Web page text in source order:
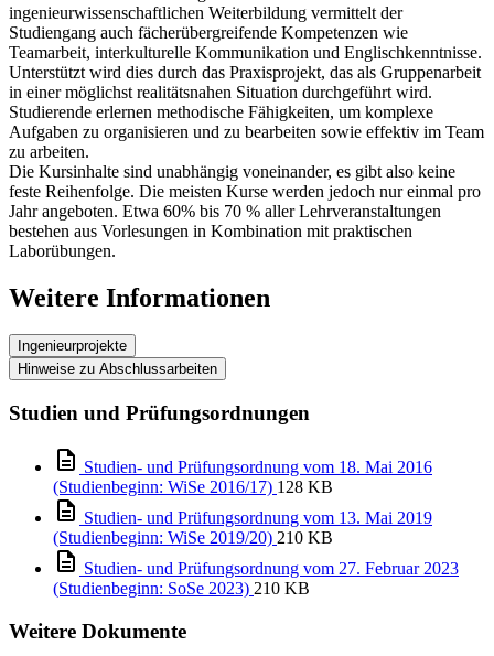
ingenieurwissenschaftlichen Weiterbildung vermittelt der
Studiengang auch fächerübergreifende Kompetenzen wie
Teamarbeit, interkulturelle Kommunikation und Englischkenntnisse.
Unterstützt wird dies durch das Praxisprojekt, das als Gruppenarbeit
in einer möglichst realitätsnahen Situation durchgeführt wird.
Studierende erlernen methodische Fähigkeiten, um komplexe
Aufgaben zu organisieren und zu bearbeiten sowie effektiv im Team
zu arbeiten.
Die Kursinhalte sind unabhängig voneinander, es gibt also keine
feste Reihenfolge. Die meisten Kurse werden jedoch nur einmal pro
Jahr angeboten. Etwa 60% bis 70 % aller Lehrveranstaltungen
bestehen aus Vorlesungen in Kombination mit praktischen
Laborübungen.
Weitere Informationen
Ingenieurprojekte
Hinweise zu Abschlussarbeiten
Studien und Prüfungsordnungen
Studien- und Prüfungsordnung vom 18. Mai 2016
(Studienbeginn: WiSe 2016/17) 128 KB
Studien- und Prüfungsordnung vom 13. Mai 2019
(Studienbeginn: WiSe 2019/20) 210 KB
Studien- und Prüfungsordnung vom 27. Februar 2023
(Studienbeginn: SoSe 2023) 210 KB
Weitere Dokumente